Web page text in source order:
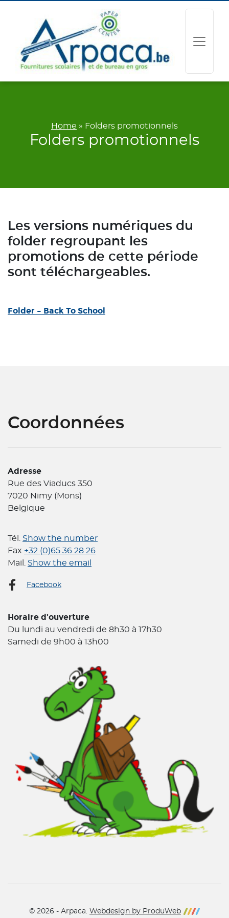
Home » Folders promotionnels
Folders promotionnels
Les versions numériques du
folder regroupant les
promotions de cette période
sont téléchargeables.
Folder – Back To School
Coordonnées
Adresse
Rue des Viaducs 350
7020 Nimy (Mons)
Belgique
Tél. Show the number
Fax +32 (0)65 36 28 26
Mail. Show the email
Facebook
Horaire d’ouverture
Du lundi au vendredi de 8h30 à 17h30
Samedi de 9h00 à 13h00
© 2026 - Arpaca. Webdesign by ProduWeb